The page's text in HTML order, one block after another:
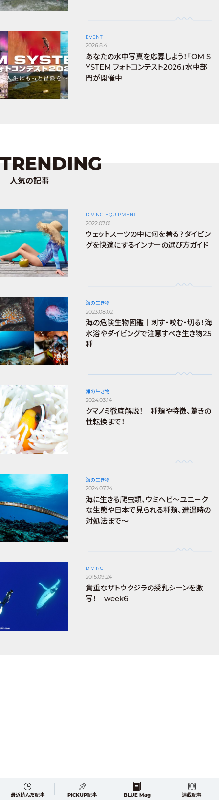
EVENT
2026.8.4
あなたの水中写真を応募しよう！「OM S
YSTEM フォトコンテスト2026」水中部
門が開催中
TRENDING
人気の記事
DIVING EQUIPMENT
2022.07.01
ウェットスーツの中に何を着る？ダイビン
グを快適にするインナーの選び方ガイド
海の生き物
2023.08.02
海の危険生物図鑑｜刺す・咬む・切る！海
水浴やダイビングで注意すべき生き物25
種
海の生き物
2024.03.14
クマノミ徹底解説！ 種類や特徴、驚きの
性転換まで！
海の生き物
2024.07.24
海に生きる爬虫類、ウミヘビ～ユニーク
な生態や日本で見られる種類、遭遇時の
対処法まで～
DIVING
2015.09.24
貴重なザトウクジラの授乳シーンを激
写！ week6
最近読んだ記事 PICKUP記事 BLUE Mag 連載記事